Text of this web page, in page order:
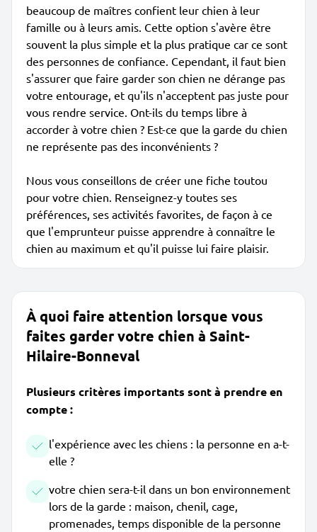
beaucoup de maîtres confient leur chien à leur
famille ou à leurs amis. Cette option s'avère être
souvent la plus simple et la plus pratique car ce sont
des personnes de confiance. Cependant, il faut bien
s'assurer que faire garder son chien ne dérange pas
votre entourage, et qu'ils n'acceptent pas juste pour
vous rendre service. Ont-ils du temps libre à
accorder à votre chien ? Est-ce que la garde du chien
ne représente pas des inconvénients ?
Nous vous conseillons de créer une fiche toutou
pour votre chien. Renseignez-y toutes ses
préférences, ses activités favorites, de façon à ce
que l'emprunteur puisse apprendre à connaître le
chien au maximum et qu'il puisse lui faire plaisir.
À quoi faire attention lorsque vous
faites garder votre chien à Saint-
Hilaire-Bonneval
Plusieurs critères importants sont à prendre en
compte :
l'expérience avec les chiens : la personne en a-t-
elle ?
votre chien sera-t-il dans un bon environnement
lors de la garde : maison, chenil, cage,
promenades, temps disponible de la personne